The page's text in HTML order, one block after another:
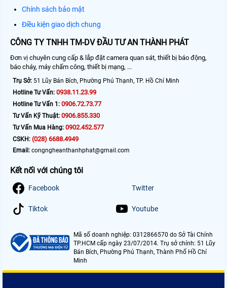
Chính sách bảo mật
Điều kiện giao dịch chung
CÔNG TY TNHH TM-DV ĐẦU TƯ AN THÀNH PHÁT
Đơn vị chuyên cung cấp & lắp đặt camera quan sát, thiết bị báo động,
báo cháy, máy chấm công, thiết bị mạng, ...
Trụ Sở: 51 Lũy Bán Bích, Phường Phú Thạnh, TP. Hồ Chí Minh
Hotline Tư Vấn: 0938.11.23.99
Hotline Tư Vấn 1: 0906.72.73.77
Tư Vấn Kỹ Thuật: 0906.855.330
Tư Vấn Mua Hàng: 0902.452.577
CSKH: (028) 6688.4949
Email: congngheanthanhphat@gmail.com
Kết nối với chúng tôi
Facebook Twitter
Tiktok Youtube
Mã số doanh nghiệp: 0312866570 do Sở Tài Chính
TP.HCM cấp ngày 23/07/2014. Trụ sở chính: 51 Lũy
Bán Bích, Phường Phú Thạnh, Thành Phố Hồ Chí
Minh